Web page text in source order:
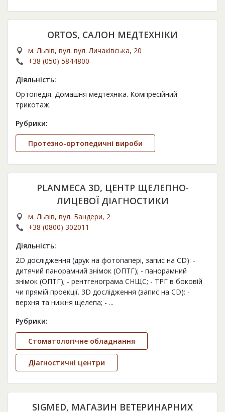
ORTOS, САЛОН МЕДТЕХНІКИ
м. Львів, вул. вул. Личаківська, 20
+38 (050) 5844800
Діяльність:
Ортопедія. Домашня медтехніка. Компресійний
трикотаж.
Рубрики:
Протезно-ортопедичні вироби
PLANMECA 3D, ЦЕНТР ЩЕЛЕПНО-
ЛИЦЕВОЇ ДІАГНОСТИКИ
м. Львів, вул. Бандери, 2
+38 (0800) 302011
Діяльність:
2D дослідження (друк на фотопапері, запис на СD): -
дитячий панорамний знімок (ОПТГ); - панорамний
знімок (ОПТГ); - рентгенограма СНЩС; - ТРГ в боковій
чи прямій проекції. 3D дослідження (запис на СD): -
верхня та нижня щелепа; - ...
Рубрики:
Стоматологічне обладнання
Діагностичні центри
SIGMED, МАГАЗИН ВЕТЕРИНАРНИХ